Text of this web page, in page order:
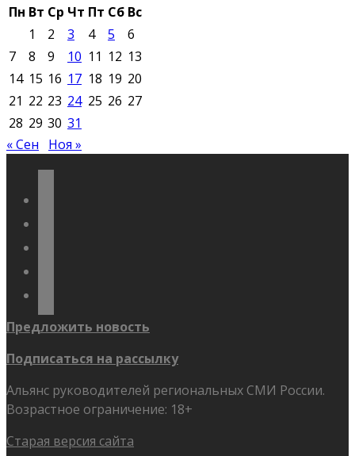
Пн Вт Ср Чт Пт Сб Вс
1
2 3 4 5
6
7
8 9 10 11 12 13
14 15 16 17 18 19 20
21 22 23 24 25 26 27
28 29 30 31
« Сен
Ноя »
Предложить новость
Подписаться на рассылку
Альянс руководителей региональных СМИ России.
Возрастное ограничение: 18+
Старая версия сайта